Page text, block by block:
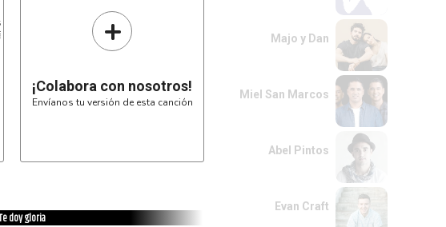
q me salvo", +
¡Colabora con nosotros!
Envíanos tu versión de esta canción
doy gloria
Majo y Dan
Miel San Marcos
Abel Pintos
Evan Craft